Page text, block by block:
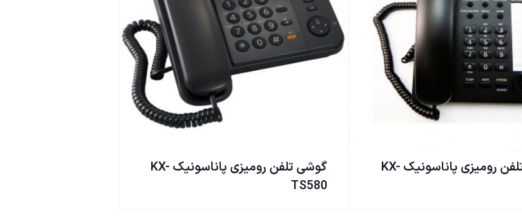
گوشی تلفن رومیزی پاناسونیک KX-
گوشی تلفن رومیزی پاناسونیک KX-
TS580